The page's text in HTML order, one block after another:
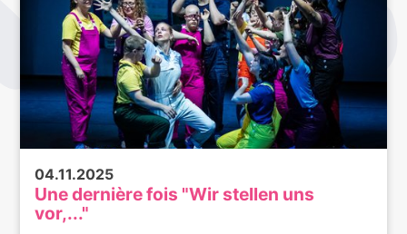
04.11.2025
Une dernière fois "Wir stellen uns
vor,..."